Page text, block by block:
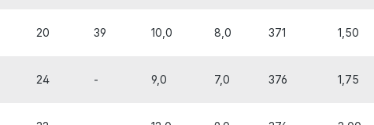
20 39 10,0 8,0 371 1,50
24 - 9,0 7,0 376 1,75